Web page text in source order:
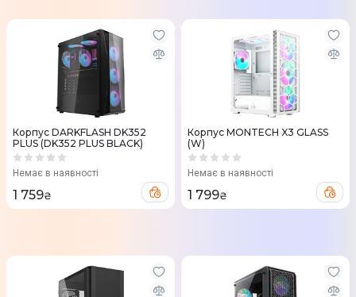
Корпус DARKFLASH DK352
PLUS (DK352 PLUS BLACK)
Немає в наявності
1 759₴
Корпус MONTECH X3 GLASS
(W)
Немає в наявності
1 799₴